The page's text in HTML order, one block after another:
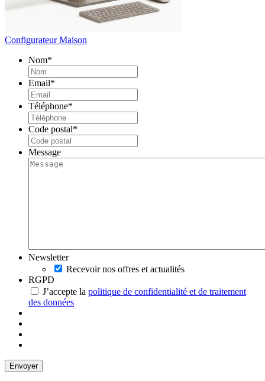
Configurateur Maison
Nom*
Email*
Téléphone*
Code postal*
Message
Newsletter
Recevoir nos offres et actualités
RGPD
J’accepte la politique de confidentialité et de traitement
des données